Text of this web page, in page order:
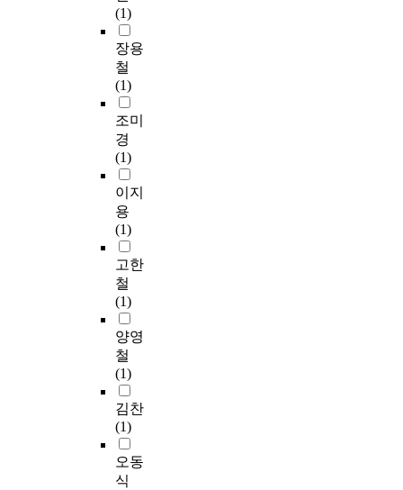
(1)
장용
철
(1)
조미
경
(1)
이지
용
(1)
고한
철
(1)
양영
철
(1)
김찬
(1)
오동
식